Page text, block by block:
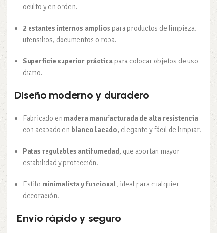
oculto y en orden.
2 estantes internos amplios para productos de limpieza,
utensilios, documentos o ropa.
Superficie superior práctica para colocar objetos de uso
diario.
Diseño moderno y duradero
Fabricado en madera manufacturada de alta resistencia
con acabado en blanco lacado, elegante y fácil de limpiar.
Patas regulables antihumedad, que aportan mayor
estabilidad y protección.
Estilo minimalista y funcional, ideal para cualquier
decoración.
Envío rápido y seguro